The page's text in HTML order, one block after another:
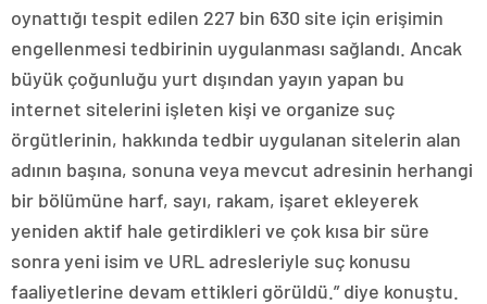
oynattığı tespit edilen 227 bin 630 site için erişimin
engellenmesi tedbirinin uygulanması sağlandı. Ancak
büyük çoğunluğu yurt dışından yayın yapan bu
internet sitelerini işleten kişi ve organize suç
örgütlerinin, hakkında tedbir uygulanan sitelerin alan
adının başına, sonuna veya mevcut adresinin herhangi
bir bölümüne harf, sayı, rakam, işaret ekleyerek
yeniden aktif hale getirdikleri ve çok kısa bir süre
sonra yeni isim ve URL adresleriyle suç konusu
faaliyetlerine devam ettikleri görüldü.” diye konuştu.